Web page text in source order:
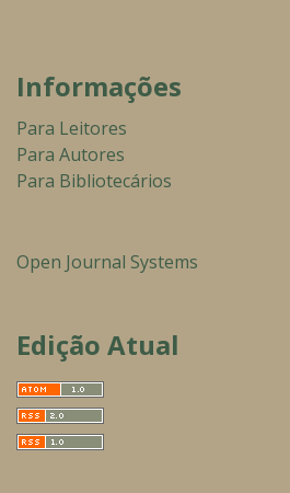
Informações
Para Leitores
Para Autores
Para Bibliotecários
Open Journal Systems
Edição Atual